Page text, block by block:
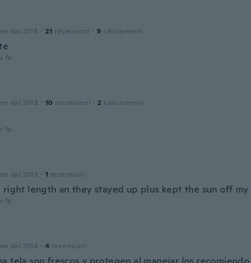
dal 2018 · 21 recensioni · 9 caricamenti
fa
dal 2018 · 10 recensioni · 2 caricamenti
fa
dal 2015 · 1 recensioni
right length an they stayed up plus kept the sun off my
fa
dal 2018 · 4 recensioni